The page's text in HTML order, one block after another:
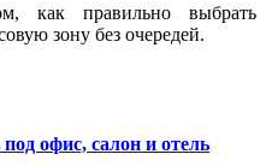
как правильно выбрать
зону без очередей.
офис, салон и отель